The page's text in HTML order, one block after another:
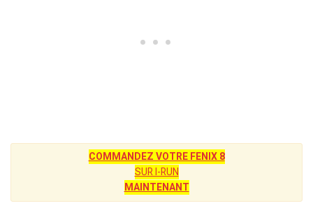
COMMANDEZ VOTRE FENIX 8
SUR I-RUN
MAINTENANT